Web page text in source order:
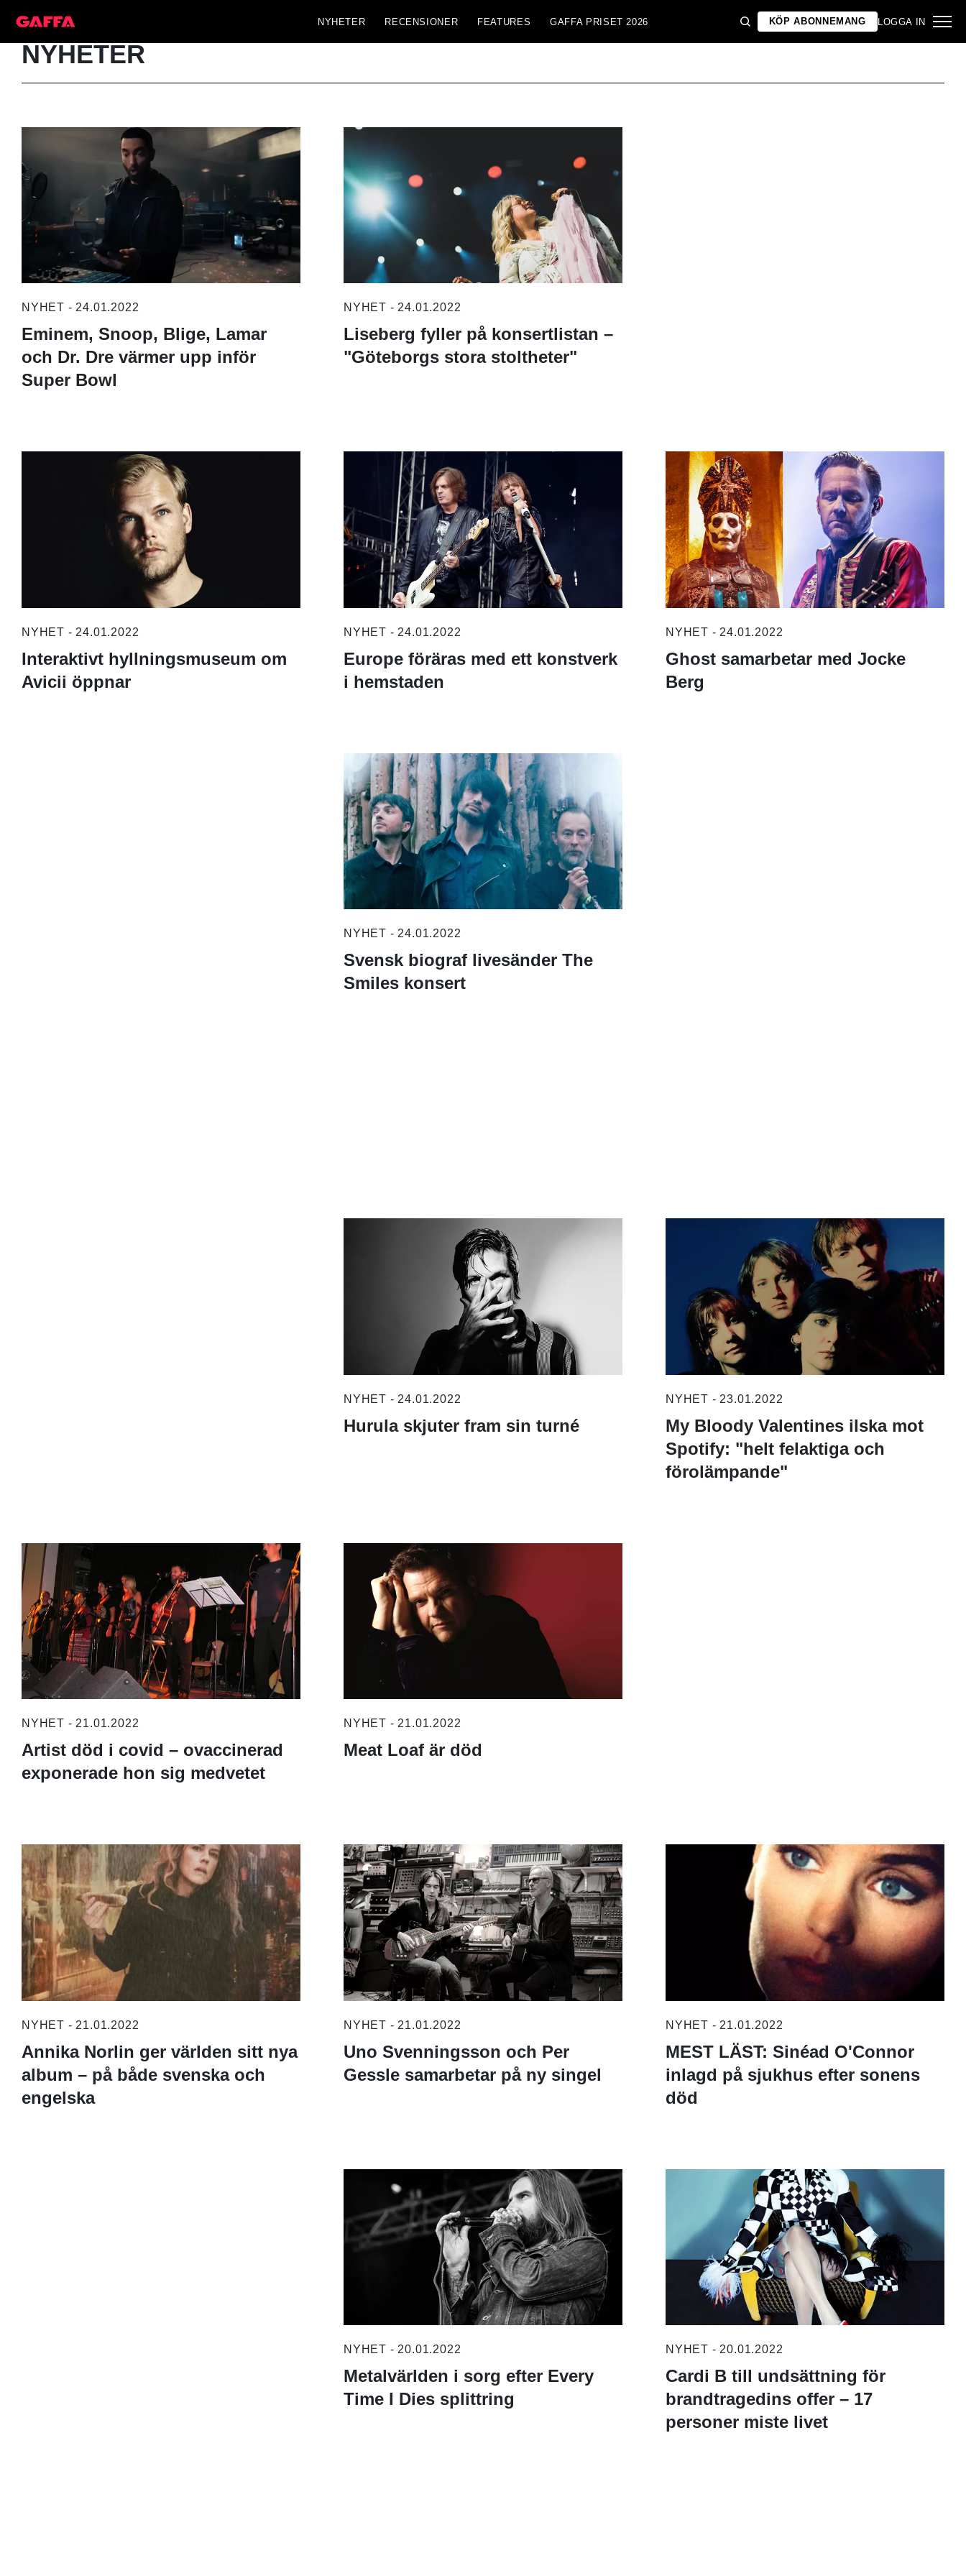
NYHETER RECENSIONER FEATURES GAFFA PRISET 2026 KÖP ABONNEMANG LOGGA IN
NYHETER
NYHET - 24.01.2022
Eminem, Snoop, Blige, Lamar
och Dr. Dre värmer upp inför
Super Bowl
NYHET - 24.01.2022
Liseberg fyller på konsertlistan –
"Göteborgs stora stoltheter"
NYHET - 24.01.2022
Interaktivt hyllningsmuseum om
Avicii öppnar
NYHET - 24.01.2022
Europe föräras med ett konstverk
i hemstaden
NYHET - 24.01.2022
Ghost samarbetar med Jocke
Berg
NYHET - 24.01.2022
Svensk biograf livesänder The
Smiles konsert
NYHET - 24.01.2022
Hurula skjuter fram sin turné
NYHET - 23.01.2022
My Bloody Valentines ilska mot
Spotify: "helt felaktiga och
förolämpande"
NYHET - 21.01.2022
Artist död i covid – ovaccinerad
exponerade hon sig medvetet
NYHET - 21.01.2022
Meat Loaf är död
NYHET - 21.01.2022
Annika Norlin ger världen sitt nya
album – på både svenska och
engelska
NYHET - 21.01.2022
Uno Svenningsson och Per
Gessle samarbetar på ny singel
NYHET - 21.01.2022
MEST LÄST: Sinéad O'Connor
inlagd på sjukhus efter sonens
död
NYHET - 20.01.2022
Metalvärlden i sorg efter Every
Time I Dies splittring
NYHET - 20.01.2022
Cardi B till undsättning för
brandtragedins offer – 17
personer miste livet